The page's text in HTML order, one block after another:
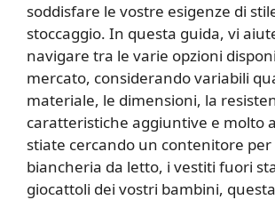
soddisfare le vostre esigenze di
stoccaggio. In questa guida, vi
navigare tra le varie opzioni
mercato, considerando variabili
materiale, le dimensioni, la
caratteristiche aggiuntive e molto
stiate cercando un contenitore
biancheria da letto, i vestiti fuori
giocattoli dei vostri bambini,